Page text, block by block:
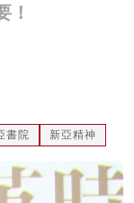
！
書院 新亞精神